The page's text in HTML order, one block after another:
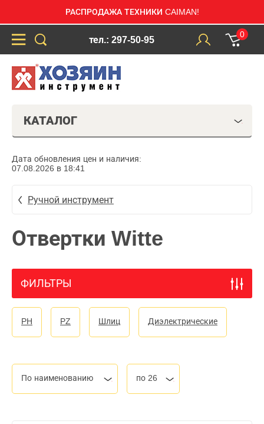
РАСПРОДАЖА ТЕХНИКИ CAIMAN!
тел.: 297-50-95
0
КАТАЛОГ
Дата обновления цен и наличия:
07.08.2026 в 18:41
Ручной инструмент
Отвертки Witte
ФИЛЬТРЫ
PH PZ Шлиц Диэлектрические
По наименованию по 26